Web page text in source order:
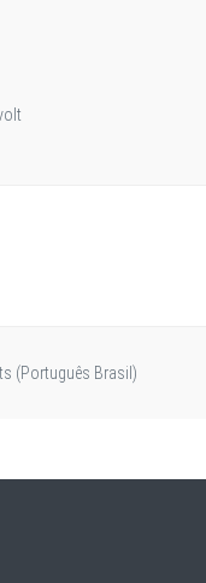
(Português Brasil)